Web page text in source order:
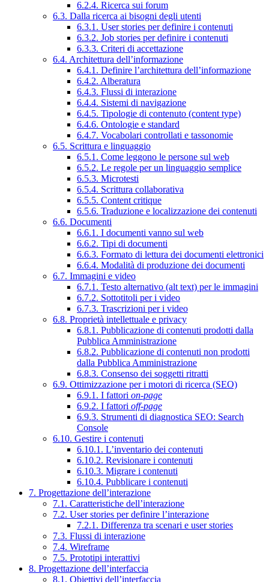
6.2.4. Ricerca sui forum
6.3. Dalla ricerca ai bisogni degli utenti
6.3.1. User stories per definire i contenuti
6.3.2. Job stories per definire i contenuti
6.3.3. Criteri di accettazione
6.4. Architettura dell’informazione
6.4.1. Definire l’architettura dell’informazione
6.4.2. Alberatura
6.4.3. Flussi di interazione
6.4.4. Sistemi di navigazione
6.4.5. Tipologie di contenuto (content type)
6.4.6. Ontologie e standard
6.4.7. Vocabolari controllati e tassonomie
6.5. Scrittura e linguaggio
6.5.1. Come leggono le persone sul web
6.5.2. Le regole per un linguaggio semplice
6.5.3. Microtesti
6.5.4. Scrittura collaborativa
6.5.5. Content critique
6.5.6. Traduzione e localizzazione dei contenuti
6.6. Documenti
6.6.1. I documenti vanno sul web
6.6.2. Tipi di documenti
6.6.3. Formato di lettura dei documenti elettronici
6.6.4. Modalità di produzione dei documenti
6.7. Immagini e video
6.7.1. Testo alternativo (alt text) per le immagini
6.7.2. Sottotitoli per i video
6.7.3. Trascrizioni per i video
6.8. Proprietà intellettuale e privacy
6.8.1. Pubblicazione di contenuti prodotti dalla
Pubblica Amministrazione
6.8.2. Pubblicazione di contenuti non prodotti
dalla Pubblica Amministrazione
6.8.3. Consenso dei soggetti ritratti
6.9. Ottimizzazione per i motori di ricerca (SEO)
6.9.1. I fattori on-page
6.9.2. I fattori off-page
6.9.3. Strumenti di diagnostica SEO: Search
Console
6.10. Gestire i contenuti
6.10.1. L’inventario dei contenuti
6.10.2. Revisionare i contenuti
6.10.3. Migrare i contenuti
6.10.4. Pubblicare i contenuti
7. Progettazione dell’interazione
7.1. Caratteristiche dell’interazione
7.2. User stories per definire l’interazione
7.2.1. Differenza tra scenari e user stories
7.3. Flussi di interazione
7.4. Wireframe
7.5. Prototipi interattivi
8. Progettazione dell’interfaccia
8.1. Obiettivi dell’interfaccia